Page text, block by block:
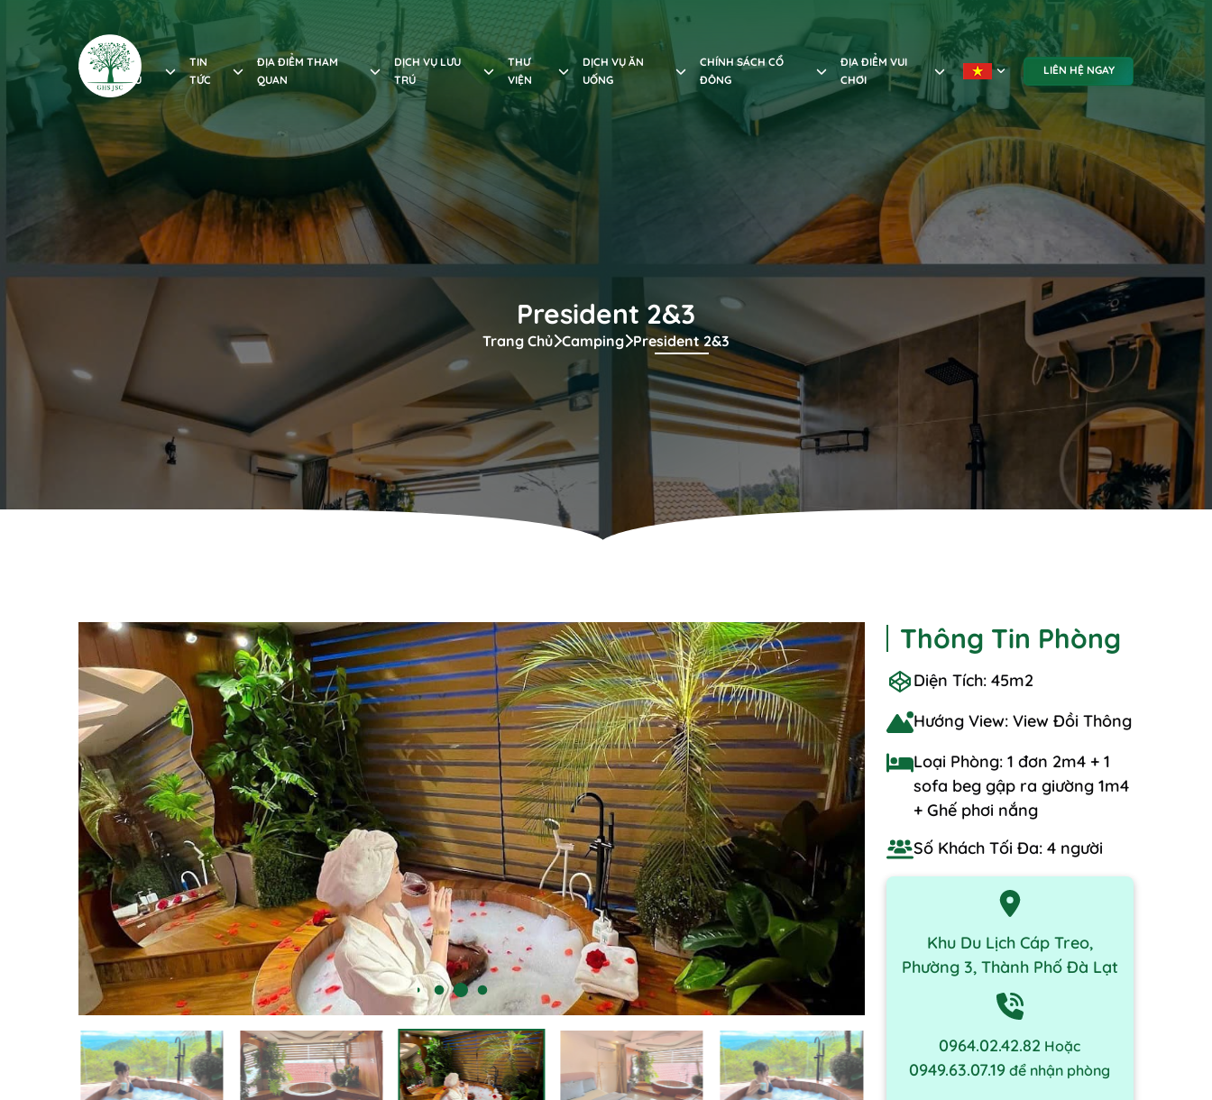
GIỚI
THIỆU
TIN
TỨC
ĐỊA ĐIỂM THAM
QUAN
DỊCH VỤ LƯU
TRÚ
THƯ
VIỆN
DỊCH VỤ ĂN
UỐNG
CHÍNH SÁCH CỔ
ĐÔNG
ĐỊA ĐIỂM VUI
CHƠI
LIÊN HỆ NGAY
President 2&3
Trang Chủ Camping President 2&3
Thông Tin Phòng
Diện Tích: 45m2
Hướng View: View Đồi Thông
Loại Phòng: 1 đơn 2m4 + 1
sofa beg gập ra giường 1m4
+ Ghế phơi nắng
Số Khách Tối Đa: 4 người
Khu Du Lịch Cáp Treo,
Phường 3, Thành Phố Đà Lạt
0964.02.42.82 Hoặc
0949.63.07.19 để nhận phòng